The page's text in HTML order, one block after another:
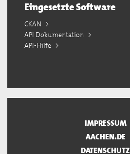
Eingesetzte Software
CKAN
API Dokumentation
API-Hilfe
IMPRESSUM
AACHEN.DE
DATENSCHUTZ